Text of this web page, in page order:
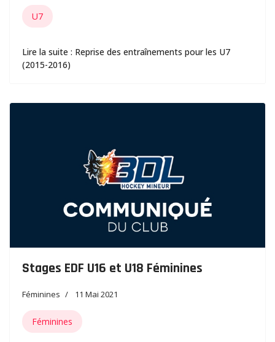
U7
Lire la suite : Reprise des entraînements pour les U7
(2015-2016)
Stages EDF U16 et U18 Féminines
Féminines 11 Mai 2021
Féminines